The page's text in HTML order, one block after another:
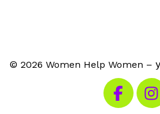
© 2026 Women Help Women –